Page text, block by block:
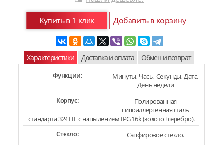
Купить в 1 клик Добавить в корзину
Характеристики Доставка и оплата Обмен и возврат
Функции:
Минуты, Часы, Секунды, Дата,
День недели
Корпус:
Полированная
гипоаллергенная сталь
стандарта 324 HL с напылением IPG 16k (золото+серебро).
Стекло:
Сапфировое стекло.